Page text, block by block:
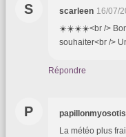
S scarleen 16/07/
☀️☀️☀️☀️<br />
souhaiter<br />
Répondre
P papillonmyosotis
La météo plus